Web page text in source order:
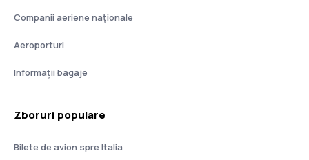
Companii aeriene naţionale
Aeroporturi
Informații bagaje
Zboruri populare
Bilete de avion spre Italia